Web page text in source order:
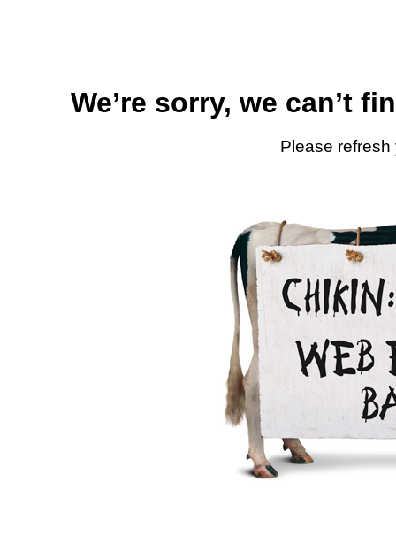
We’re sorry, we can’t
Please refresh